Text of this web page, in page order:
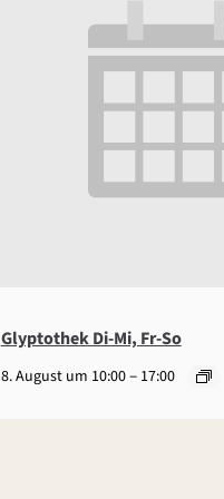
Glyptothek Di-Mi, Fr-So
8. August um 10:00– 17:00